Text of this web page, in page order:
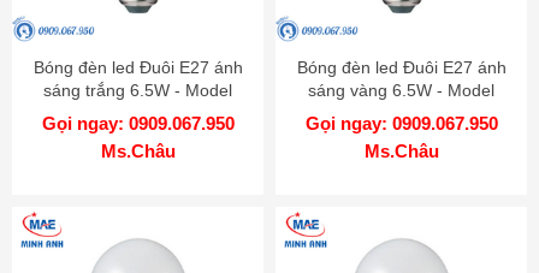
Bóng đèn led Đuôi E27 ánh
sáng trắng 6.5W - Model
LDAHV7DG4A
Gọi ngay: 0909.067.950
Ms.Châu
Bóng đèn led Đuôi E27 ánh
sáng vàng 6.5W - Model
LDAHV7LG4A
Gọi ngay: 0909.067.950
Ms.Châu